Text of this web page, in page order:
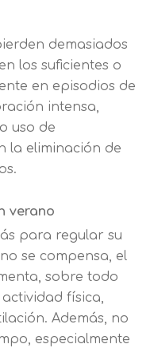
demasiados
los suficientes o
en episodios de
intensa,
uso de
la eliminación de
verano
para regular su
se compensa, el
sobre todo
física,
Además, no
especialmente